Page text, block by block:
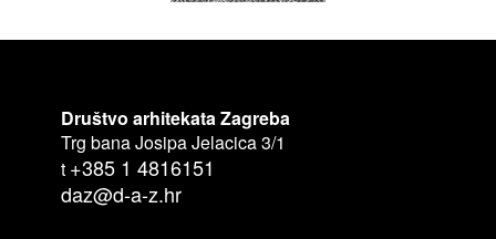
Društvo arhitekata Zagreba
Trg bana Josipa Jelacica 3/1
t +385 1 4816151
daz@d-a-z.hr